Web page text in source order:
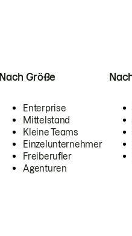
Nach Größe
Enterprise
Mittelstand
Kleine Teams
Einzelunternehmer
Freiberufler
Agenturen